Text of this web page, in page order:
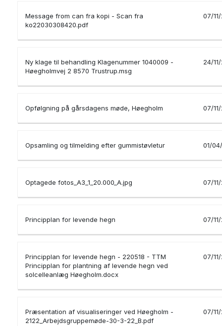
Message from can fra kopi - Scan fra
ko22030308420.pdf
07/
Ny klage til behandling Klagenummer 1040009 -
Høegholmvej 2 8570 Trustrup.msg
24/
Opfølgning på gårsdagens møde, Høegholm 07/
Opsamling og tilmelding efter gummistøvletur 01/
Optagede fotos_A3_1_20.000_A.jpg 07/
Principplan for levende hegn 07/
Principplan for levende hegn - 220518 - TTM
Principplan for plantning af levende hegn ved
solcelleanlæg Høegholm.docx
07/
Præsentation af visualiseringer ved Høegholm -
2122_Arbejdsgruppemøde-30-3-22_B.pdf
07/